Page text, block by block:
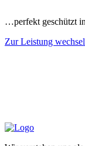
…perfekt geschützt
Zur Leistung